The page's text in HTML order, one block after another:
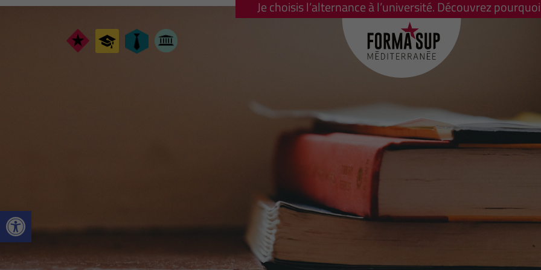
Ouvrir la barre d’outils
Je choisis l’alternance à l’université. Découvrez